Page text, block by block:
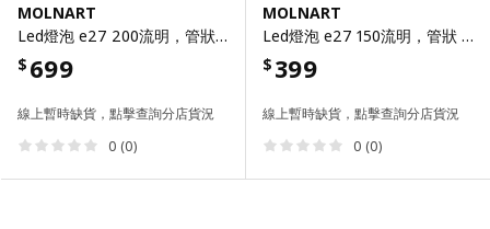
MOLNART
Led燈泡 e27 200流明，管狀 黑色/透明玻璃，185 公厘
$ 699
線上暫時缺貨，點擊查詢分店貨況
0 (0)
MOLNART
Led燈泡 e27 150流明，管狀 開放式頂部/灰色/透明玻璃，120 公厘
$ 399
線上暫時缺貨，點擊查詢分店貨況
0 (0)